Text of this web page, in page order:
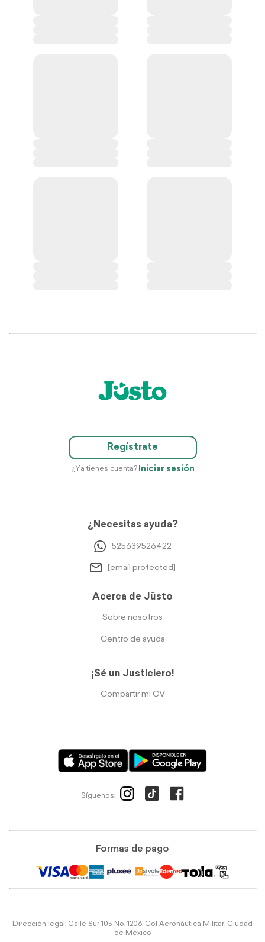
Regístrate
¿Ya tienes cuenta? Iniciar sesión
¿Necesitas ayuda?
525639526422
[email protected]
Acerca de Jüsto
Sobre nosotros
Centro de ayuda
¡Sé un Justiciero!
Compartir mi CV
Síguenos:
Formas de pago
Dirección legal: Calle Sur 105 No. 1206, Col Aeronáutica Militar, Ciudad
de México